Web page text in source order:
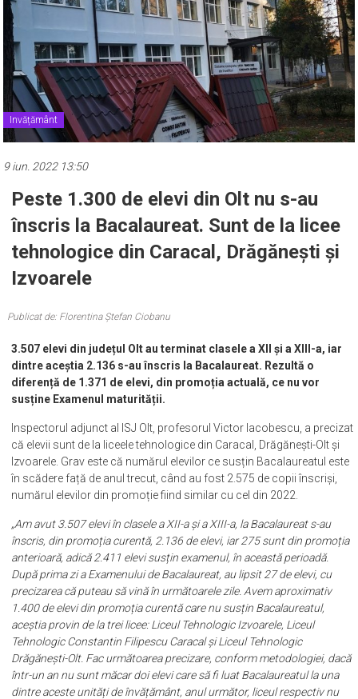
Invățământ
9 iun. 2022 13:50
Peste 1.300 de elevi din Olt nu s-au
înscris la Bacalaureat. Sunt de la licee
tehnologice din Caracal, Drăgănești și
Izvoarele
Publicat de: Florentina Ștefan Ciobanu
3.507 elevi din județul Olt au terminat clasele a XII și a XIII-a, iar
dintre aceștia 2.136 s-au înscris la Bacalaureat. Rezultă o
diferență de 1.371 de elevi, din promoția actuală, ce nu vor
susține Examenul maturității.
Inspectorul adjunct al ISJ Olt, profesorul Victor Iacobescu, a precizat
că elevii sunt de la liceele tehnologice din Caracal, Drăgănești-Olt și
Izvoarele. Grav este că numărul elevilor ce susțin Bacalaureatul este
în scădere față de anul trecut, când au fost 2.575 de copii înscriși,
numărul elevilor din promoție fiind similar cu cel din 2022.
„Am avut 3.507 elevi în clasele a XII-a și a XIII-a, la Bacalaureat s-au
înscris, din promoția curentă, 2.136 de elevi, iar 275 sunt din promoția
anterioară, adică 2.411 elevi susțin examenul, în această perioadă.
După prima zi a Examenului de Bacalaureat, au lipsit 27 de elevi, cu
precizarea că puteau să vină în următoarele zile. Avem aproximativ
1.400 de elevi din promoția curentă care nu susțin Bacalaureatul,
aceștia provin de la trei licee: Liceul Tehnologic Izvoarele, Liceul
Tehnologic Constantin Filipescu Caracal și Liceul Tehnologic
Drăgănești-Olt. Fac următoarea precizare, conform metodologiei, dacă
într-un an nu sunt măcar doi elevi care să fi luat Bacalaureatul la una
dintre aceste unități de învățământ, anul următor, liceul respectiv nu